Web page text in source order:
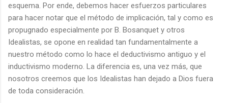
esquema. Por ende, debemos hacer esfuerzos particulares
para hacer notar que el método de implicación, tal y como es
propugnado especialmente por B. Bosanquet y otros
Idealistas, se opone en realidad tan fundamentalmente a
nuestro método como lo hace el deductivismo antiguo y el
inductivismo moderno. La diferencia es, una vez más, que
nosotros creemos que los Idealistas han dejado a Dios fuera
de toda consideración.